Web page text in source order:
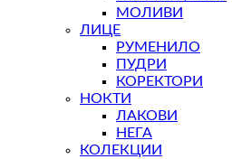
МОЛИВИ
ЛИЦЕ
РУМЕНИЛО
ПУДРИ
КОРЕКТОРИ
НОКТИ
ЛАКОВИ
НЕГА
КОЛЕКЦИИ